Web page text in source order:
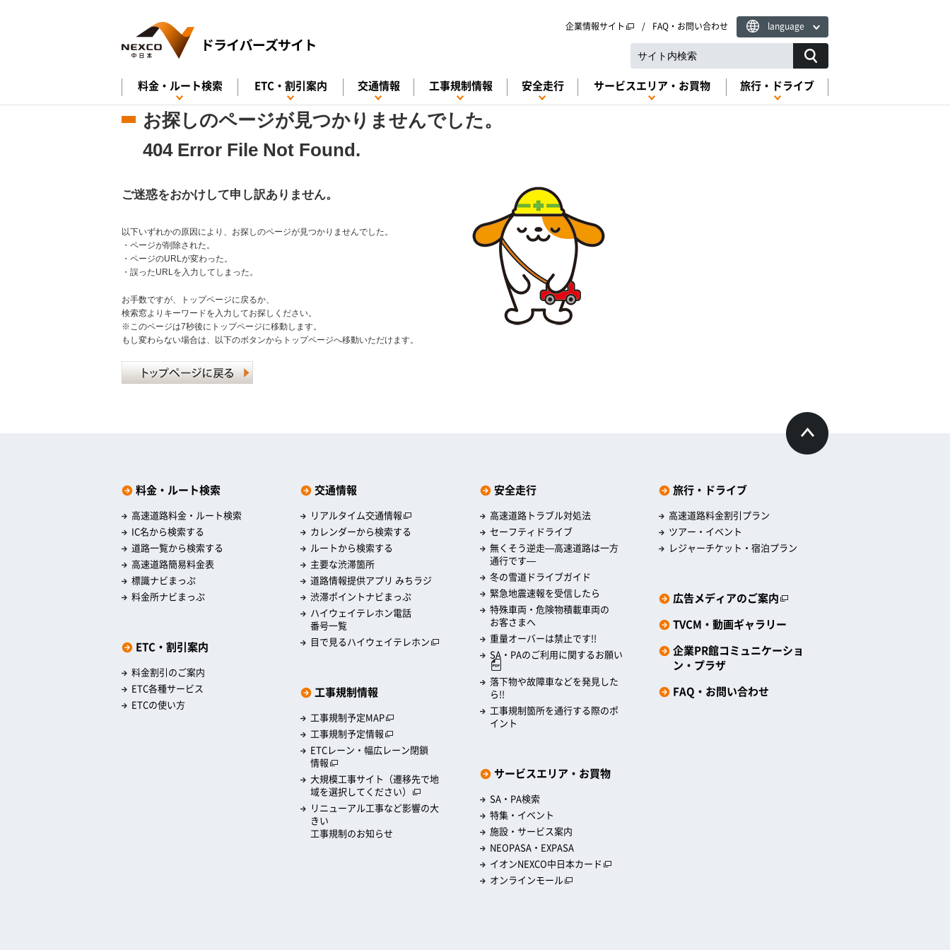
企業情報サイト FAQ・お問い合わせ language
料金・ルート検索 ETC・割引案内 交通情報 工事規制情報 安全走行 サービスエリア・お買物 旅行・ドライブ
お探しのページが見つかりませんでした。
404 Error File Not Found.
ご迷惑をおかけして申し訳ありません。
以下いずれかの原因により、お探しのページが見つかりませんでした。
・ページが削除された。
・ページのURLが変わった。
・誤ったURLを入力してしまった。
お手数ですが、トップページに戻るか、
検索窓よりキーワードを入力してお探しください。
※このページは7秒後にトップページに移動します。
もし変わらない場合は、以下のボタンからトップページへ移動いただけます。
料金・ルート検索
高速道路料金・ルート検索
IC名から検索する
道路一覧から検索する
高速道路簡易料金表
標識ナビまっぷ
料金所ナビまっぷ
ETC・割引案内
料金割引のご案内
ETC各種サービス
ETCの使い方
交通情報
リアルタイム交通情報
カレンダーから検索する
ルートから検索する
主要な渋滞箇所
道路情報提供アプリ みちラジ
渋滞ポイントナビまっぷ
ハイウェイテレホン電話
番号一覧
目で見るハイウェイテレホン
工事規制情報
工事規制予定MAP
工事規制予定情報
ETCレーン・幅広レーン閉鎖
情報
大規模工事サイト（遷移先で地
域を選択してください）
リニューアル工事など影響の大
きい
工事規制のお知らせ
安全走行
高速道路トラブル対処法
セーフティドライブ
無くそう逆走―高速道路は一方
通行です―
冬の雪道ドライブガイド
緊急地震速報を受信したら
特殊車両・危険物積載車両の
お客さまへ
重量オーバーは禁止です!!
SA・PAのご利用に関するお願い
落下物や故障車などを発見した
ら!!
工事規制箇所を通行する際のポ
イント
サービスエリア・お買物
SA・PA検索
特集・イベント
施設・サービス案内
NEOPASA・EXPASA
イオンNEXCO中日本カード
オンラインモール
旅行・ドライブ
高速道路料金割引プラン
ツアー・イベント
レジャーチケット・宿泊プラン
広告メディアのご案内
TVCM・動画ギャラリー
企業PR館コミュニケーショ
ン・プラザ
FAQ・お問い合わせ